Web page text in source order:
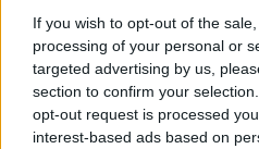
If you wish to opt-out of the
processing of your personal or
targeted advertising by us,
section to confirm your
opt-out request is processed
interest-based ads based on